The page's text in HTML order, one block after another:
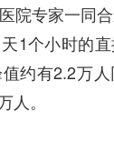
院专家一同
1个小时的
约有2.2万人
人。